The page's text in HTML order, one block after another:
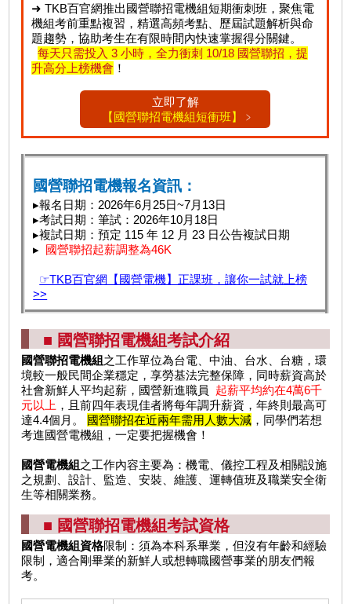
➜ TKB百官網推出國營聯招電機組短期衝刺班，聚焦電
機組考前重點複習，精選高頻考點、歷屆試題解析與命
題趨勢，協助考生在有限時間內快速掌握得分關鍵。
每天只需投入 3 小時，全力衝刺 10/18 國營聯招，提
升高分上榜機會 ！
立即了解
【國營聯招電機組短衝班】
﹥
國營聯招電機報名資訊：
▸報名日期：2026年6月25日~7月13日
▸考試日期：筆試：2026年10月18日
▸複試日期：預定 115 年 12 月 23 日公告複試日期
▸ 國營聯招起薪調整為46K
☞TKB百官網【國營電機】正課班，讓你一試就上榜
>>
■ 國營聯招電機組考試介紹
國營聯招電機組之工作單位為台電、中油、台水、台糖，環
境較一般民間企業穩定，享勞基法完整保障，同時薪資高於
社會新鮮人平均起薪，國營新進職員
起薪平均約在4萬6千
元以上 ，且前四年表現佳者將每年調升薪資，年終則最高可
達4.4個月。 國營聯招在近兩年需用人數大減 ，同學們若想
考進國營電機組，一定要把握機會！
國營電機組之工作內容主要為：機電、儀控工程及相關設施
之規劃、設計、監造、安裝、維護、運轉值班及職業安全衛
生等相關業務。
■ 國營聯招電機組考試資格
國營電機組資格限制：須為本科系畢業，但沒有年齡和經驗
限制，適合剛畢業的新鮮人或想轉職國營事業的朋友們報
考。